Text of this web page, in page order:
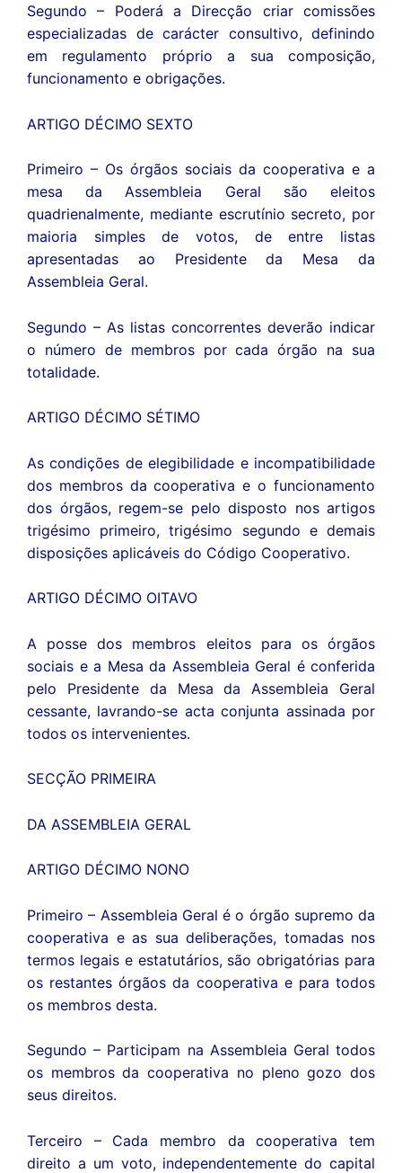
Segundo – Poderá a Direcção criar comissões
especializadas de carácter consultivo, definindo
em regulamento próprio a sua composição,
funcionamento e obrigações.
ARTIGO DÉCIMO SEXTO
Primeiro – Os órgãos sociais da cooperativa e a
mesa da Assembleia Geral são eleitos
quadrienalmente, mediante escrutínio secreto, por
maioria simples de votos, de entre listas
apresentadas ao Presidente da Mesa da
Assembleia Geral.
Segundo – As listas concorrentes deverão indicar
o número de membros por cada órgão na sua
totalidade.
ARTIGO DÉCIMO SÉTIMO
As condições de elegibilidade e incompatibilidade
dos membros da cooperativa e o funcionamento
dos órgãos, regem-se pelo disposto nos artigos
trigésimo primeiro, trigésimo segundo e demais
disposições aplicáveis do Código Cooperativo.
ARTIGO DÉCIMO OITAVO
A posse dos membros eleitos para os órgãos
sociais e a Mesa da Assembleia Geral é conferida
pelo Presidente da Mesa da Assembleia Geral
cessante, lavrando-se acta conjunta assinada por
todos os intervenientes.
SECÇÃO PRIMEIRA
DA ASSEMBLEIA GERAL
ARTIGO DÉCIMO NONO
Primeiro – Assembleia Geral é o órgão supremo da
cooperativa e as sua deliberações, tomadas nos
termos legais e estatutários, são obrigatórias para
os restantes órgãos da cooperativa e para todos
os membros desta.
Segundo – Participam na Assembleia Geral todos
os membros da cooperativa no pleno gozo dos
seus direitos.
Terceiro – Cada membro da cooperativa tem
direito a um voto, independentemente do capital